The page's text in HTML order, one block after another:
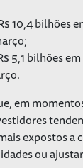
10,4 bilhões
5,1 bilhões
em
expostos
ou